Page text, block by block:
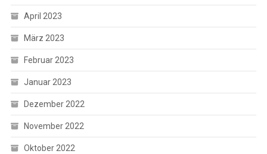
April 2023
März 2023
Februar 2023
Januar 2023
Dezember 2022
November 2022
Oktober 2022